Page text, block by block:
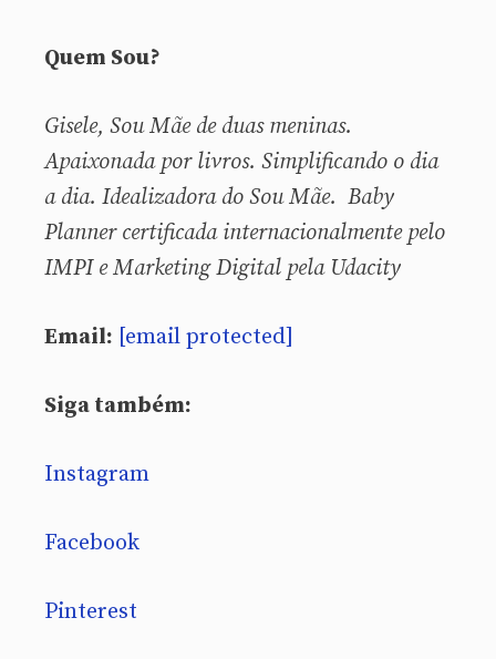
Quem Sou?
Gisele, Sou Mãe de duas meninas.
Apaixonada por livros. Simplificando o dia
a dia. Idealizadora do Sou Mãe. Baby
Planner certificada internacionalmente pelo
IMPI e Marketing Digital pela Udacity
Email: [email protected]
Siga também:
Instagram
Facebook
Pinterest